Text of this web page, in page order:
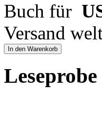
Buch für
Versand
In den Warenkorb
Leseprobe